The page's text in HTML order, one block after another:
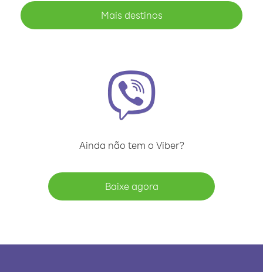
Mais destinos
Ainda não tem o Viber?
Baixe agora